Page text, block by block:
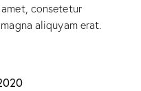
consetetur
aliquyam erat.